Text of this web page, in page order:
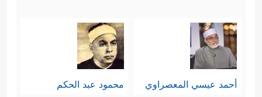
أحمد عيسي المعصراوي محمود عبد الحكم